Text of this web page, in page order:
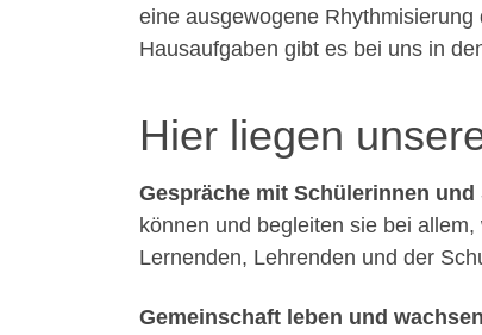
eine ausgewogene
Hausaufgaben gibt es bei uns in
Hier liegen
Gespräche mit Schülerinnen und
können und begleiten sie bei
Lernenden, Lehrenden und der
Gemeinschaft leben und